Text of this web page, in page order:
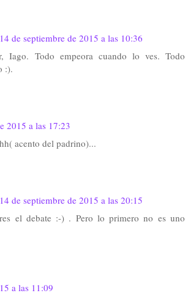
14 de septiembre de 2015 a las 10:36
Iago. Todo empeora cuando lo ves. Todo
:).
2015 a las 17:23
acento del padrino)...
14 de septiembre de 2015 a las 20:15
el debate :-) . Pero lo primero no es uno
a las 11:09